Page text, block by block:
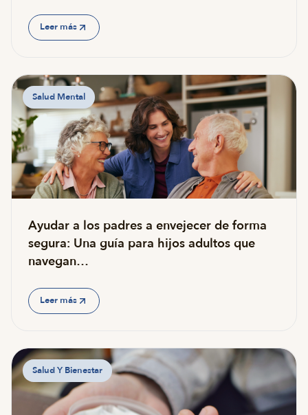
Leer más
Salud Mental
Ayudar a los padres a envejecer de forma
segura: Una guía para hijos adultos que
navegan…
Leer más
Salud Y Bienestar